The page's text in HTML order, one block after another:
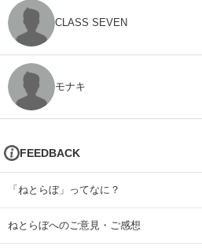
CLASS SEVEN
モナキ
FEEDBACK
「ねとらぼ」ってなに？
ねとらぼへのご意見・ご感想